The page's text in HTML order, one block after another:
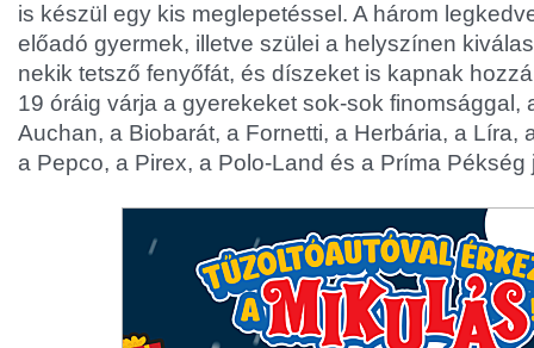
is készül egy kis meglepetéssel. A három
előadó gyermek, illetve szülei a helyszínen
nekik tetsző fenyőfát, és díszeket is kapnak
19 óráig várja a gyerekeket sok-sok finomsággal,
Auchan, a Biobarát, a Fornetti, a Herbária, a Líra,
a Pepco, a Pirex, a Polo-Land és a Príma Pékség